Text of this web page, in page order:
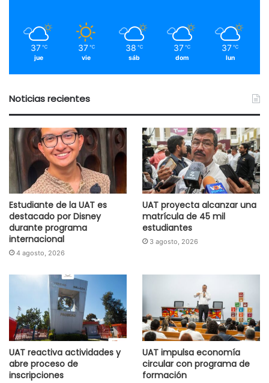
37 ℃
jue
37 ℃
vie
38 ℃
sáb
37 ℃
dom
37 ℃
lun
Noticias recientes
Estudiante de la UAT es
destacado por Disney
durante programa
internacional
4 agosto, 2026
UAT proyecta alcanzar una
matrícula de 45 mil
estudiantes
3 agosto, 2026
UAT reactiva actividades y
abre proceso de
inscripciones
UAT impulsa economía
circular con programa de
formación